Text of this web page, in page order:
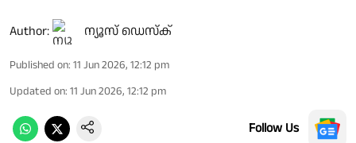
Author: ന്യൂസ് ഡെസ്ക്
Published on: 11 Jun 2026, 12:12 pm
Updated on: 11 Jun 2026, 12:12 pm
Follow Us